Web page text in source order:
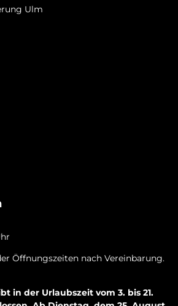
Ulm
Öffnungszeiten nach Vereinbarung.
in der Urlaubszeit vom 3. bis 21.